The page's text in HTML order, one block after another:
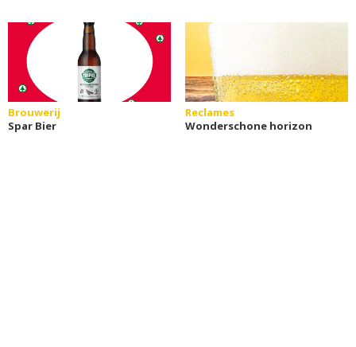
Brouwerij
Spar Bier
Reclames
Wonderschone horizon